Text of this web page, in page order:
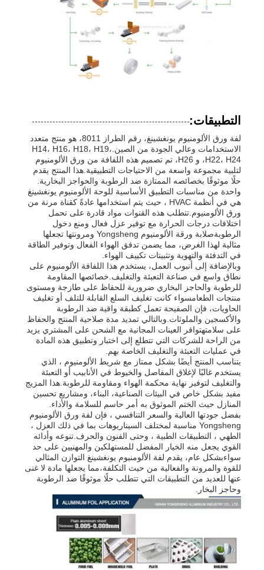
التطبيقات:
لفة ورق الألومنيوم يونغشينغ، رقم الطراز 8011، هو منتج متعدد
الاستخدامات وعالي الجودة من الصين.H14، H16، H18، H19،
H22، H24، و H26، تم تصميم هذه اللفافة من ورق الألومنيوم
لتلبية مجموعة واسعة من الاحتياجات التطبيقية.هذا المنتج يقدم
حلًا موثوقًا بخصائصه الممتازة ضد الرطوبة والحواجز البخارية.
واحدة من مناسبات التطبيق الأساسية للوحة الألومنيوم يونغشينغ
هي في أنظمة HVAC ، حيث يتم استخدامها عادةً كقناة مرنة من
ورق الألومنيوم.تتطلب هذه القنوات مواد قادرة على تحمل
اختلافات درجات الحرارة مع توفير عزل فعال ومنع دخول
الرطوبةصلابة ورقة الألومنيوم Yongsheng ومرونتها تجعلها
مثالية لهذا الغرض، مما يضمن تدفق الهواء الفعال وتوفير الطاقة
في التدفئة والتهوية وتثبيتات تكييف الهواء.
وبالإضافة إلى أنبوب العمل، يستخدم هذا اللفافة الألومنيوم على
نطاق واسع في صناعة التعبئة والتغليف.خصائصها المقاومة
للرطوبة والحاجز البخاري ضرورية للحفاظ على طازجة ومستوى
منتجات الطعامسواء كانت تغليف السلع القابلة للتلف أو تغليف
الحاويات، فإن الصفيحة تعمل كطبقة واقية ضد الرطوبة
والأكسجين والملوثات.وبالتالي تمديد مدة صلاحية المنتج والحفاظ
على سلامتهتوافر العينات المجانية مع الشحن على المشتري يزيد
من الراحة للشركات التي تتطلع إلى اختبار وتطبيق هذه المادة
في عمليات التعبئة والتغليف الخاصة بهم.
يتناسب المنتج أيضًا بشكل ممتاز مع شريط الألومنيوم ، الذي
يستخدم غالبًا لإغلاق المفاصل والخيوط في الأنابيب أو التعبئة
والتغليف لتوفير نهاية محكمة الهواء ومقاومة للرطوبة.هذا المزيج
مفيد بشكل خاص في البيئات الصناعية، البناء، ومشاريع تحسين
المنازل حيث الختم الموثوق به أمر حاسم للسلامة والأداء.
بفضل جودتها العالية والسعر التنافسي ، فإن لفة ورق الألومنيوم
Yongsheng مناسبة لمختلف السيناريوهات بما في ذلك العزل ،
الطهي ، التطبيقات الطبية ، وحتى الفنون والحرف.تنوعه وأدائه
القوي يجعل منه الخيار المفضل للمستهلكين والمهنيين على حد
سواءبشكل عام، يقدم لفة الألومنيوم يونغشينغ التوازن المثالي
للقوة والمرونة والفعالية من حيث التكلفة،مما يجعلها مادة لا غنى
عنها للعديد من التطبيقات التي تتطلب حلًا موثوقًا ضد الرطوبة
وحاجز البخار.